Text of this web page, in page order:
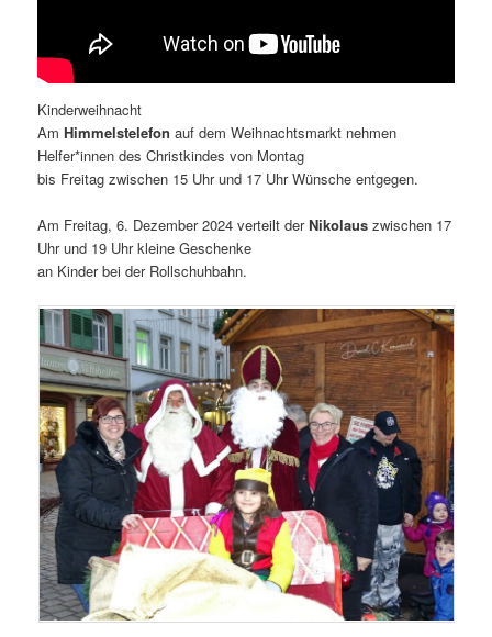
Kinderweihnacht
AmHimmelstelefon auf dem Weihnachtsmarkt nehmen
Helfer*innen des Christkindes von Montag
bis Freitag zwischen 15 Uhr und 17 Uhr Wünsche entgegen.
Am Freitag, 6. Dezember 2024 verteilt derNikolauszwischen 17
Uhr und 19 Uhr kleine Geschenke
an Kinder bei der Rollschuhbahn.